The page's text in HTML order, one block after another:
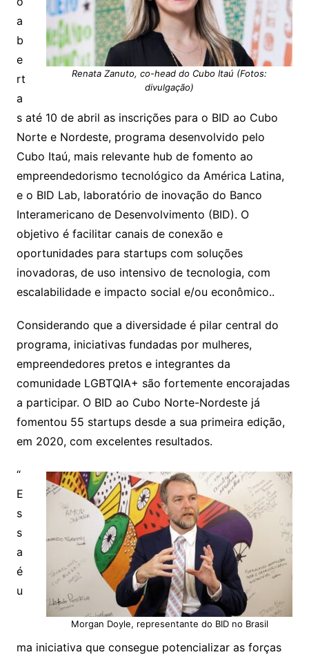
Renata Zanuto, co-head do Cubo Itaú (Fotos:
divulgação)
a
b
e
rt
a
s até 10 de abril as inscrições para o BID ao Cubo
Norte e Nordeste, programa desenvolvido pelo
Cubo Itaú, mais relevante hub de fomento ao
empreendedorismo tecnológico da América Latina,
e o BID Lab, laboratório de inovação do Banco
Interamericano de Desenvolvimento (BID). O
objetivo é facilitar canais de conexão e
oportunidades para startups com soluções
inovadoras, de uso intensivo de tecnologia, com
escalabilidade e impacto social e/ou econômico..
Considerando que a diversidade é pilar central do
programa, iniciativas fundadas por mulheres,
empreendedores pretos e integrantes da
comunidade LGBTQIA+ são fortemente encorajadas
a participar. O BID ao Cubo Norte-Nordeste já
fomentou 55 startups desde a sua primeira edição,
em 2020, com excelentes resultados.
Morgan Doyle, representante do BID no Brasil
“
E
s
s
a
é
u
ma iniciativa que consegue potencializar as forças